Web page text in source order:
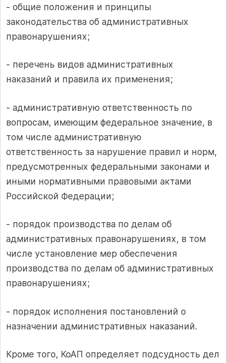
- общие положения и принципы
законодательства об административных
правонарушениях;
- перечень видов административных
наказаний и правила их применения;
- административную ответственность по
вопросам, имеющим федеральное значение, в
том числе административную
ответственность за нарушение правил и норм,
предусмотренных федеральными законами и
иными нормативными правовыми актами
Российской Федерации;
- порядок производства по делам об
административных правонарушениях, в том
числе установление мер обеспечения
производства по делам об административных
правонарушениях;
- порядок исполнения постановлений о
назначении административных наказаний.
Кроме того, КоАП определяет подсудность дел